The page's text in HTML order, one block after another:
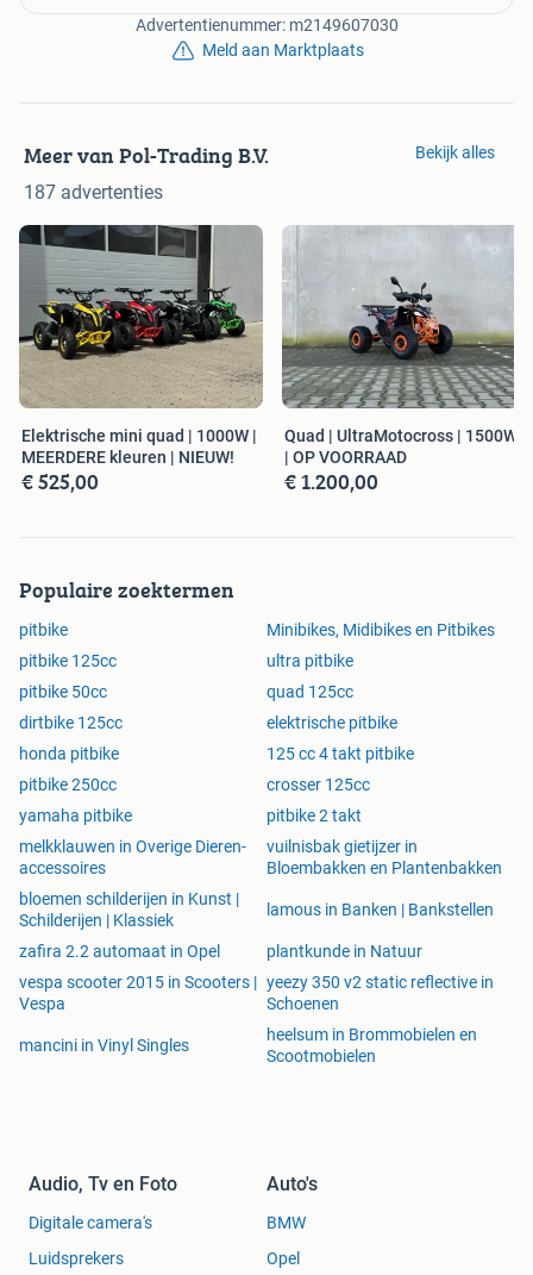
Advertentienummer: m2149607030
Meld aan Marktplaats
Meer van Pol-Trading B.V.
187 advertenties
Bekijk alles
Elektrische mini quad | 1000W |
MEERDERE kleuren | NIEUW!
€ 525,00
Quad | UltraMotocross | 1500W
| OP VOORRAAD
€ 1.200,00
Populaire zoektermen
pitbike
Minibikes, Midibikes en Pitbikes
pitbike 125cc
ultra pitbike
pitbike 50cc
quad 125cc
dirtbike 125cc
elektrische pitbike
honda pitbike
125 cc 4 takt pitbike
pitbike 250cc
crosser 125cc
yamaha pitbike
pitbike 2 takt
melkklauwen in Overige Dieren-
accessoires
vuilnisbak gietijzer in
Bloembakken en Plantenbakken
bloemen schilderijen in Kunst |
Schilderijen | Klassiek
lamous in Banken | Bankstellen
zafira 2.2 automaat in Opel
plantkunde in Natuur
vespa scooter 2015 in Scooters |
Vespa
yeezy 350 v2 static reflective in
Schoenen
mancini in Vinyl Singles
heelsum in Brommobielen en
Scootmobielen
Audio, Tv en Foto
Digitale camera's
Luidsprekers
Auto's
BMW
Opel